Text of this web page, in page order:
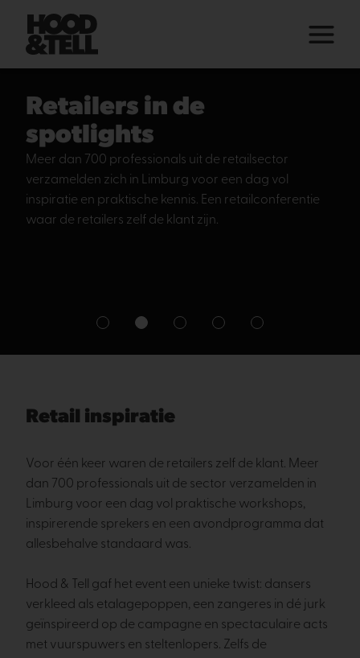
Retailers in de
spotlights
Meer dan 700 professionals uit de retailsector
verzamelden zich in Limburg voor een dag vol
inspiratie en praktische kennis. Een retailconferentie
waar de retailers zelf de klant zijn.
1 2 3 4 5
Retail inspiratie
Voor één keer waren de retailers zelf de klant. Meer
dan 700 professionals uit de sector verzamelden in
Limburg voor een dag vol praktische workshops,
inspirerende sprekers en een avondprogramma dat
allesbehalve standaard was.
Hood & Tell gaf het event een unieke twist: dansers
verkleed als etalagepoppen, een zangeres in dé jurk
geïnspireerd op de campagne en spectaculaire acts
met vuurspuwers en steltenlopers. Zelfs de